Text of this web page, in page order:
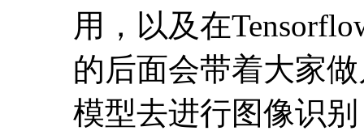
用，以及在
的后面会带着大家
模型去进行图像识